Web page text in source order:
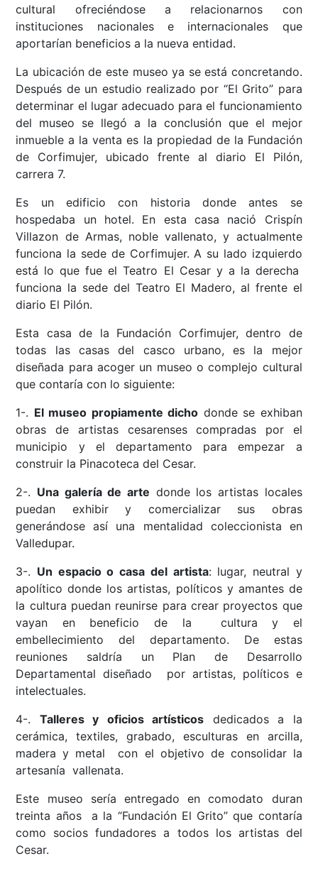
cultural ofreciéndose a relacionarnos con
instituciones nacionales e internacionales que
aportarían beneficios a la nueva entidad.
La ubicación de este museo ya se está concretando.
Después de un estudio realizado por “El Grito” para
determinar el lugar adecuado para el funcionamiento
del museo se llegó a la conclusión que el mejor
inmueble a la venta es la propiedad de la Fundación
de Corfimujer, ubicado frente al diario El Pilón,
carrera 7.
Es un edificio con historia donde antes se
hospedaba un hotel. En esta casa nació Crispín
Villazon de Armas, noble vallenato, y actualmente
funciona la sede de Corfimujer. A su lado izquierdo
está lo que fue el Teatro El Cesar y a la derecha
funciona la sede del Teatro El Madero, al frente el
diario El Pilón.
Esta casa de la Fundación Corfimujer, dentro de
todas las casas del casco urbano, es la mejor
diseñada para acoger un museo o complejo cultural
que contaría con lo siguiente:
1-. El museo propiamente dicho donde se exhiban
obras de artistas cesarenses compradas por el
municipio y el departamento para empezar a
construir la Pinacoteca del Cesar.
2-. Una galería de arte donde los artistas locales
puedan exhibir y comercializar sus obras
generándose así una mentalidad coleccionista en
Valledupar.
3-. Un espacio o casa del artista: lugar, neutral y
apolítico donde los artistas, políticos y amantes de
la cultura puedan reunirse para crear proyectos que
vayan en beneficio de la cultura y el
embellecimiento del departamento. De estas
reuniones saldría un Plan de Desarrollo
Departamental diseñado por artistas, políticos e
intelectuales.
4-. Talleres y oficios artísticos dedicados a la
cerámica, textiles, grabado, esculturas en arcilla,
madera y metal con el objetivo de consolidar la
artesanía vallenata.
Este museo sería entregado en comodato duran
treinta años a la “Fundación El Grito” que contaría
como socios fundadores a todos los artistas del
Cesar.